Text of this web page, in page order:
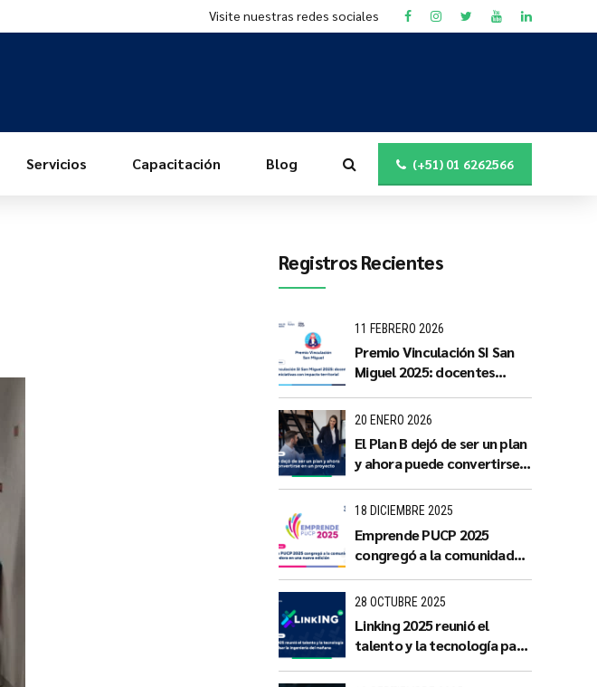
Visite nuestras redes sociales
(+51) 01 6262566
Servicios Capacitación Blog
Registros Recientes
11 FEBRERO 2026
Premio Vinculación SI San
Miguel 2025: docentes
con impacto territorial
20 ENERO 2026
El Plan B dejó de ser un plan
y ahora puede convertirse
18 DICIEMBRE 2025
Emprende PUCP 2025
congregó a la comunidad
nueva edición
28 OCTUBRE 2025
Linking 2025 reunió el
talento y la tecnología para